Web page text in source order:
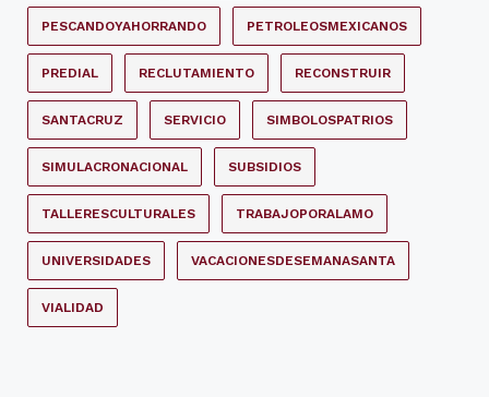
PESCANDOYAHORRANDO PETROLEOSMEXICANOS
PREDIAL RECLUTAMIENTO RECONSTRUIR
SANTACRUZ SERVICIO SIMBOLOSPATRIOS
SIMULACRONACIONAL SUBSIDIOS
TALLERESCULTURALES TRABAJOPORALAMO
UNIVERSIDADES VACACIONESDESEMANASANTA
VIALIDAD